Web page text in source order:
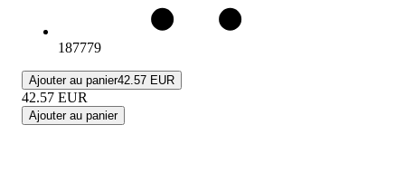
187779
Ajouter au panier42.57 EUR
42.57 EUR
Ajouter au panier